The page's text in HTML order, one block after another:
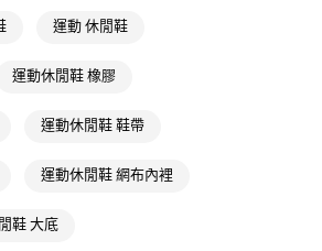
含以上)免運費
含以上)免運費
運動 休閒鞋
運動休閒鞋 橡膠
運動休閒鞋 鞋帶
運動休閒鞋 網布內裡
鞋 大底